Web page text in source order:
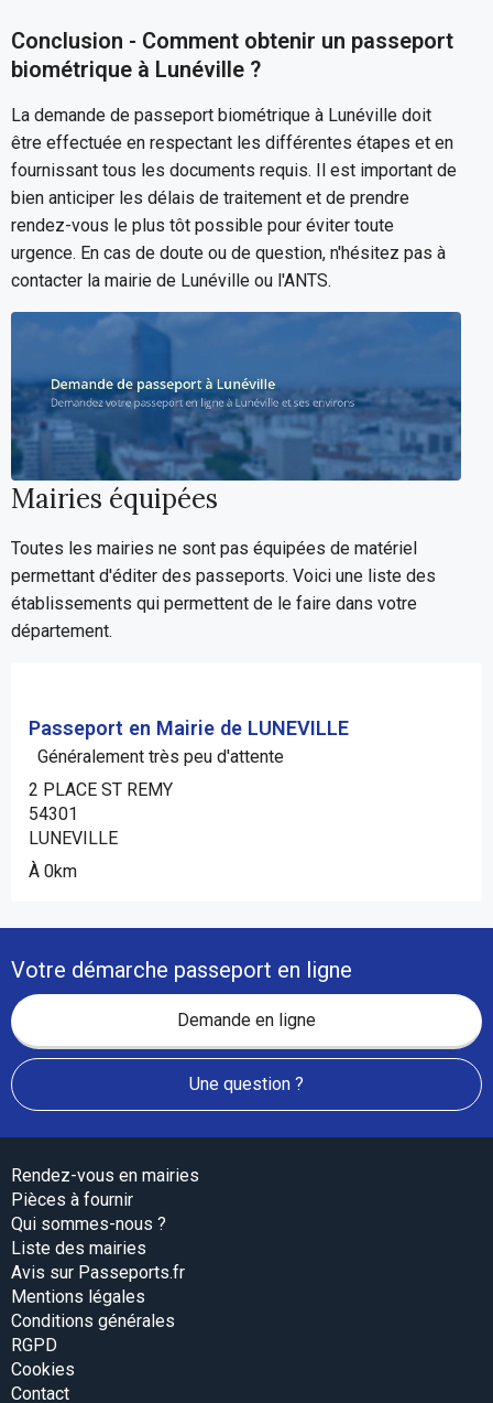
Conclusion - Comment obtenir un passeport
biométrique à Lunéville ?
La demande de passeport biométrique à Lunéville doit
être effectuée en respectant les différentes étapes et en
fournissant tous les documents requis. Il est important de
bien anticiper les délais de traitement et de prendre
rendez-vous le plus tôt possible pour éviter toute
urgence. En cas de doute ou de question, n'hésitez pas à
contacter la mairie de Lunéville ou l'ANTS.
Mairies équipées
Toutes les mairies ne sont pas équipées de matériel
permettant d'éditer des passeports. Voici une liste des
établissements qui permettent de le faire dans votre
département.
Passeport en Mairie de LUNEVILLE
Généralement très peu d'attente
2 PLACE ST REMY
54301
LUNEVILLE
À 0km
Votre démarche passeport en ligne
Demande en ligne
Une question ?
Rendez-vous en mairies
Pièces à fournir
Qui sommes-nous ?
Liste des mairies
Avis sur Passeports.fr
Mentions légales
Conditions générales
RGPD
Cookies
Contact